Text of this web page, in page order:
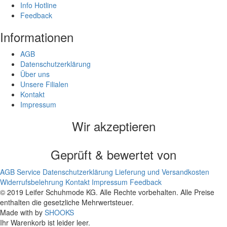
Info Hotline
Feedback
Informationen
AGB
Datenschutzerklärung
Über uns
Unsere Filialen
Kontakt
Impressum
Wir akzeptieren
Geprüft & bewertet von
AGB Service Datenschutzerklärung Lieferung und Versandkosten
Widerrufsbelehrung Kontakt Impressum Feedback
© 2019 Leifer Schuhmode KG. Alle Rechte vorbehalten. Alle Preise
enthalten die gesetzliche Mehrwertsteuer.
Made with by SHOOKS
Ihr Warenkorb ist leider leer.